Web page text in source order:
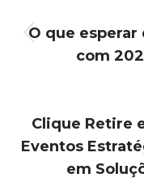
O que
com
Clique Retire
Eventos
em